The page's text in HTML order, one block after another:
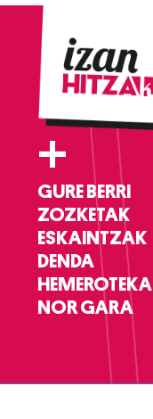
+
GURE BERRI
ZOZKETAK
ESKAINTZAK
DENDA
HEMEROTEKA
NOR GARA